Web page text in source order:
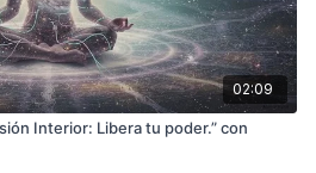
02:09
Interior: Libera tu poder.” con